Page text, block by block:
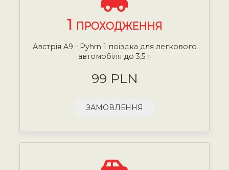
1 ПРОХОДЖЕННЯ
Австрія A9 - Pyhrn 1 поїздка для легкового
автомобіля до 3,5 т
99 PLN
ЗАМОВЛЕННЯ